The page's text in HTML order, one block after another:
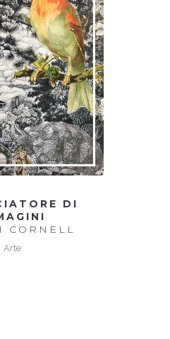
DI
CORNELL
Arte